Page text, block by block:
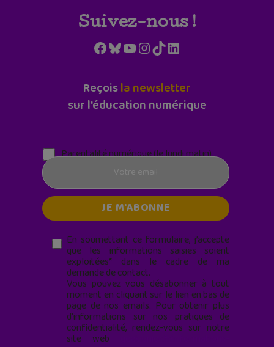
Suivez-nous !
Facebook
Bluesky
YouTube
Instagram
TikTokLinkedIn
Reçoisla newsletter
sur l'éducation numérique
Parentalité numérique (le lundi matin)
En soumettant ce formulaire, j’accepte
que les informations saisies soient
exploitées* dans le cadre de ma
demande de contact.
Vous pouvez vous désabonner à tout
moment en cliquant sur le lien en bas de
page de nos emails. Pour obtenir plus
d'informations sur nos pratiques de
confidentialité, rendez-vous sur notre
site web